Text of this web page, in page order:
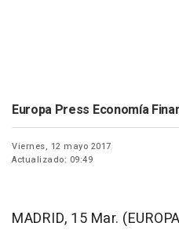
Europa Press Economía
Viernes, 12 mayo 2017
Actualizado: 09:49
MADRID, 15 Mar.